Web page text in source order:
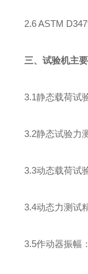
2.6 ASTM
三、试验机主
3.1静态载荷试
3.2静态试验力
3.3动态载荷试
3.4动态力测试
3.5作动器振幅